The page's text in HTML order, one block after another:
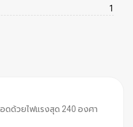
1
ดด้วยไฟแรงสุด 240 องศา